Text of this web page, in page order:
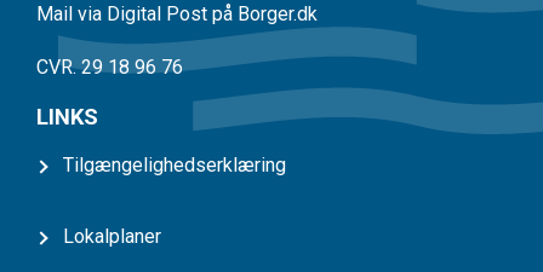
Mail via Digital Post på Borger.dk
CVR. 29 18 96 76
LINKS
Tilgængelighedserklæring
Lokalplaner